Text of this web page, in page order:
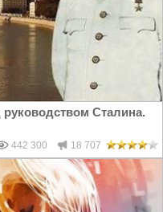
Сталина.
442 300 18 707